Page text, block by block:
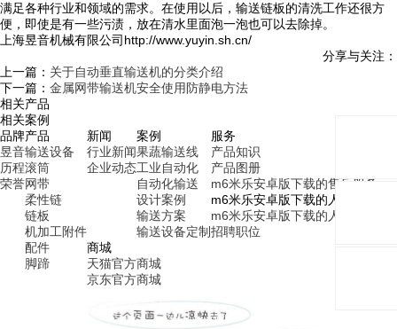
满足各种行业和领域的需求。在使用以后，输送链板的清洗工作还很方
便，即使是有一些污渍，放在清水里面泡一泡也可以去除掉。
上海昱音机械有限公司http://www.yuyin.sh.cn/
分享与关注：
上一篇： 关于自动垂直输送机的分类介绍
下一篇： 金属网带输送机安全使用防静电方法
相关产品
相关案例
品牌
昱音
历程
荣誉
产品
输送设备
滚筒
网带
柔性链
链板
机加工附件
配件
脚蹄
新闻
行业新闻
企业动态
案例
果蔬输送线
工业自动化
自动化输送
设计案例
输送方案
输送设备定制
服务
产品知识
产品图册
m6米乐安卓版下载的售后服务
m6米乐安卓版下载的人才招聘
m6米乐安卓版下载的人才理念
招聘职位
商城
天猫官方商城
京东官方商城